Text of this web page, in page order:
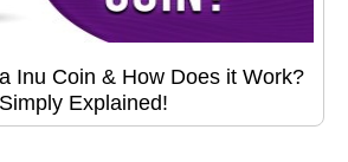
Inu Coin & How Does it Work?
Simply Explained!